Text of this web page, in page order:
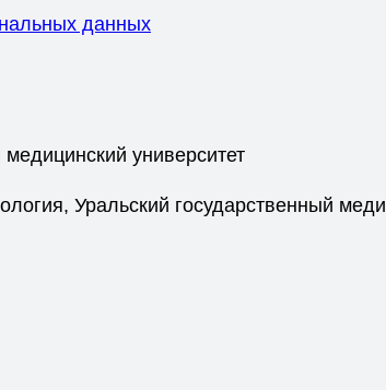
данных
университет
Уральский государственный